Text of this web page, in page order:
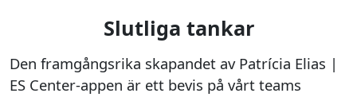
Slutliga tankar
Den framgångsrika skapandet av Patrícia Elias |
ES Center-appen är ett bevis på vårt teams